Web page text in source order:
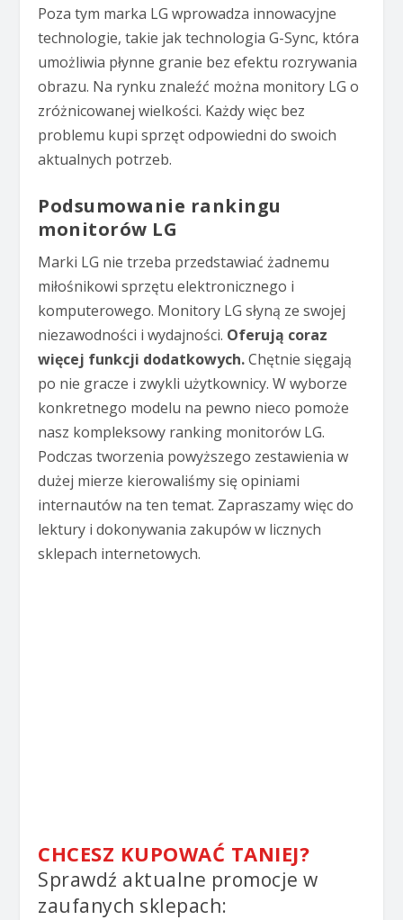
Poza tym marka LG wprowadza innowacyjne
technologie, takie jak technologia G-Sync, która
umożliwia płynne granie bez efektu rozrywania
obrazu. Na rynku znaleźć można monitory LG o
zróżnicowanej wielkości. Każdy więc bez
problemu kupi sprzęt odpowiedni do swoich
aktualnych potrzeb.
Podsumowanie rankingu
monitorów LG
Marki LG nie trzeba przedstawiać żadnemu
miłośnikowi sprzętu elektronicznego i
komputerowego. Monitory LG słyną ze swojej
niezawodności i wydajności. Oferują coraz
więcej funkcji dodatkowych.Chętnie sięgają
po nie gracze i zwykli użytkownicy. W wyborze
konkretnego modelu na pewno nieco pomoże
nasz kompleksowy ranking monitorów LG.
Podczas tworzenia powyższego zestawienia w
dużej mierze kierowaliśmy się opiniami
internautów na ten temat. Zapraszamy więc do
lektury i dokonywania zakupów w licznych
sklepach internetowych.
CHCESZ KUPOWAĆ TANIEJ?
Sprawdź aktualne promocje w
zaufanych sklepach: